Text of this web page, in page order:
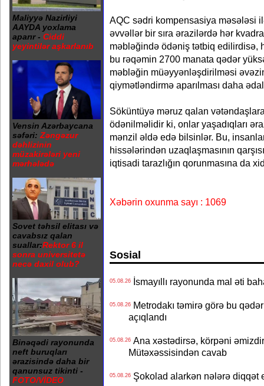
Maliyyə Nazirliyi
AAYDA yoxlama
aparır - Ciddi
yeyintilər aşkarlanıb
Vensin Azərbaycana
səfəri: Zəngəzur
dəhlizinin
müzakirələri yeni
mərhələdə
Sovet təhsil elitası və
cavabsız qalan
suallar:Rektor 6 il
sonra universitetə
necə daxil olub?
Binəqədi rayonunda
neft buruqları
ərazisində daha bir
qanunsuz tikinti -
FOTO/VİDEO
AQC sədri kompensasiya məsələsi
əvvəllər bir sıra ərazilərdə hər
məbləğində ödəniş tətbiq edilirdisə,
bu rəqəmin 2700 manata qədər
məbləğin müəyyənləşdirilməsi
qiymətləndirmə aparılması daha
Söküntüyə məruz qalan
ödənilməlidir ki, onlar yaşadıqları
mənzil əldə edə bilsinlər. Bu,
hissələrindən uzaqlaşmasının
iqtisadi tarazlığın qorunmasına da
Xəbərin oxunma sayı : 1069
Sosial
05.08.26İsmayıllı rayonunda mal əti
05.08.26Metrodakı təmirə görə bu
açıqlandı
05.08.26Ana xəstədirsə, körpəni
Mütəxəssisindən cavab
05.08.26Şokolad alarkən nələrə diqqət